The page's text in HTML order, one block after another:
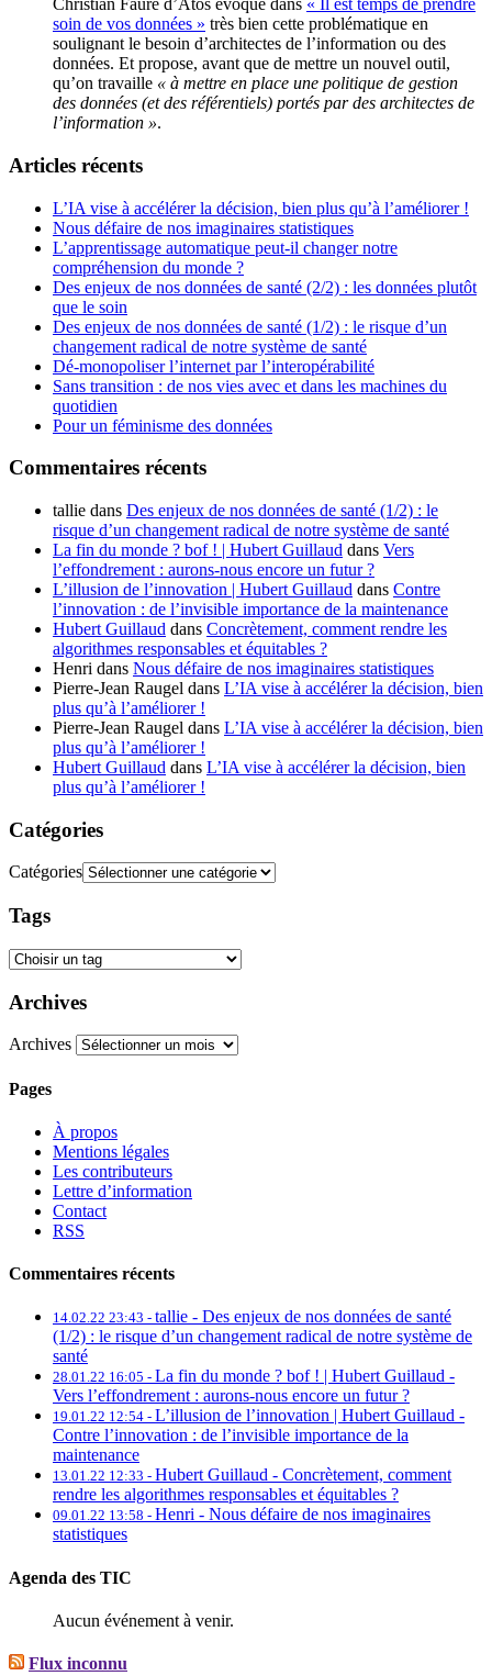
Christian Fauré d’Atos évoque dans « Il est temps de prendre
soin de vos données » très bien cette problématique en
soulignant le besoin d’architectes de l’information ou des
données. Et propose, avant que de mettre un nouvel outil,
qu’on travaille « à mettre en place une politique de gestion
des données (et des référentiels) portés par des architectes de
l’information ».
Articles récents
L’IA vise à accélérer la décision, bien plus qu’à l’améliorer !
Nous défaire de nos imaginaires statistiques
L’apprentissage automatique peut-il changer notre
compréhension du monde ?
Des enjeux de nos données de santé (2/2) : les données plutôt
que le soin
Des enjeux de nos données de santé (1/2) : le risque d’un
changement radical de notre système de santé
Dé-monopoliser l’internet par l’interopérabilité
Sans transition : de nos vies avec et dans les machines du
quotidien
Pour un féminisme des données
Commentaires récents
tallie dans Des enjeux de nos données de santé (1/2) : le
risque d’un changement radical de notre système de santé
La fin du monde ? bof ! | Hubert Guillaud dans Vers
l’effondrement : aurons-nous encore un futur ?
L’illusion de l’innovation | Hubert Guillaud dans Contre
l’innovation : de l’invisible importance de la maintenance
Hubert Guillaud dans Concrètement, comment rendre les
algorithmes responsables et équitables ?
Henri dans Nous défaire de nos imaginaires statistiques
Pierre-Jean Raugel dans L’IA vise à accélérer la décision, bien
plus qu’à l’améliorer !
Pierre-Jean Raugel dans L’IA vise à accélérer la décision, bien
plus qu’à l’améliorer !
Hubert Guillaud dans L’IA vise à accélérer la décision, bien
plus qu’à l’améliorer !
Catégories
Catégories
Tags
Archives
Archives
Pages
À propos
Mentions légales
Les contributeurs
Lettre d’information
Contact
RSS
Commentaires récents
14.02.22 23:43 - tallie - Des enjeux de nos données de santé
(1/2) : le risque d’un changement radical de notre système de
santé
28.01.22 16:05 - La fin du monde ? bof ! | Hubert Guillaud -
Vers l’effondrement : aurons-nous encore un futur ?
19.01.22 12:54 - L’illusion de l’innovation | Hubert Guillaud -
Contre l’innovation : de l’invisible importance de la
maintenance
13.01.22 12:33 - Hubert Guillaud - Concrètement, comment
rendre les algorithmes responsables et équitables ?
09.01.22 13:58 - Henri - Nous défaire de nos imaginaires
statistiques
Agenda des TIC
Aucun événement à venir.
Flux inconnu